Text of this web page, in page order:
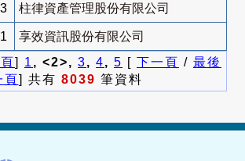
柱律資產管理股份有限公司
享效資訊股份有限公司
] 1 , <2>, 3, 4, 5 [ 下一頁 / 最後
頁] 共有 8039 筆資料